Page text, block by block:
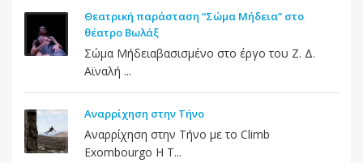
Θεατρική παράσταση “Σώμα Μήδεια” στο
θέατρο Βωλάξ
Σώμα Μήδειαβασισμένο στο έργο του Ζ. Δ.
Αϊναλή ...
Αναρρίχηση στην Τήνο
Αναρρίχηση στην Τήνο με το Climb
Exombourgo Η Τ...